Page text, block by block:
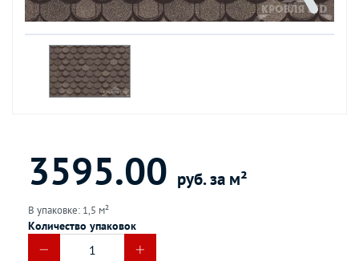
3595.00 руб. за м²
В упаковке: 1,5 м²
Количество упаковок